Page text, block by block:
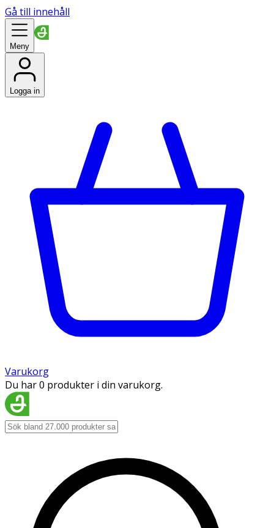
Gå till innehåll
Meny
Logga in
Varukorg
Du har 0 produkter i din varukorg.